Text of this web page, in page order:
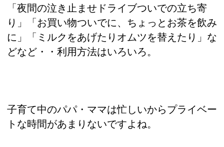
「夜間の泣き止ませドライブついでの立ち寄
り」「お買い物ついでに、ちょっとお茶を飲み
に」「ミルクをあげたりオムツを替えたり」な
どなど・・利用方法はいろいろ。
子育て中のパパ・ママは忙しいからプライベー
トな時間があまりないですよね。